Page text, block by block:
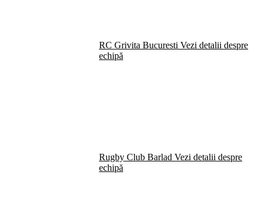
RC Grivita Bucuresti Vezi detalii despre
echipă
Rugby Club Barlad Vezi detalii despre
echipă